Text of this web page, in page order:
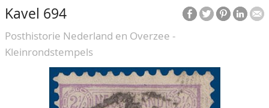
Voorwaarden
CATALOGI/OPBRENGSTEN
KEURINGSDIENST
Kavel 694
Posthistorie Nederland en Overzee -
Kleinrondstempels